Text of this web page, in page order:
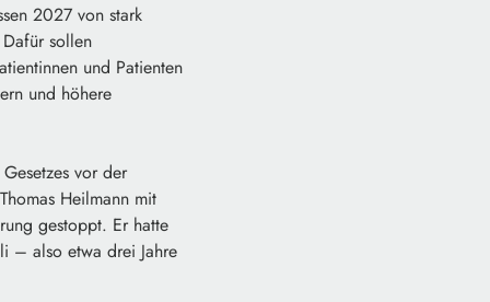
2027 von stark
sollen
und Patienten
und höhere
vor der
Heilmann mit
gestoppt. Er hatte
– also etwa drei Jahre